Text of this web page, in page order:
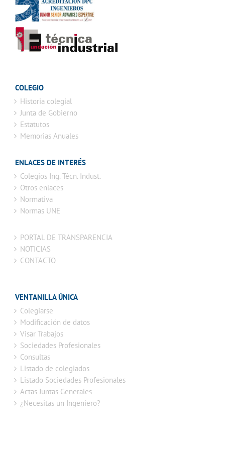
COLEGIO
Historia colegial
Junta de Gobierno
Estatutos
Memorias Anuales
ENLACES DE INTERÉS
Colegios Ing. Técn. Indust.
Otros enlaces
Normativa
Normas UNE
PORTAL DE TRANSPARENCIA
NOTICIAS
CONTACTO
VENTANILLA ÚNICA
Colegiarse
Modificación de datos
Visar Trabajos
Sociedades Profesionales
Consultas
Listado de colegiados
Listado Sociedades Profesionales
Actas Juntas Generales
¿Necesitas un Ingeniero?